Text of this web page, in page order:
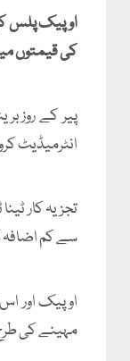
کی قیمتوں میں 1.5 فیصد اضافہ دیکھا
انٹرمیڈیٹ کروڈ 89 سینٹ یا 1.5 فیصد اضافے کے ساتھ 61.77 ڈالر فی بیرل
تجزیہ کار
سے کم اضافہ
مہینے کی